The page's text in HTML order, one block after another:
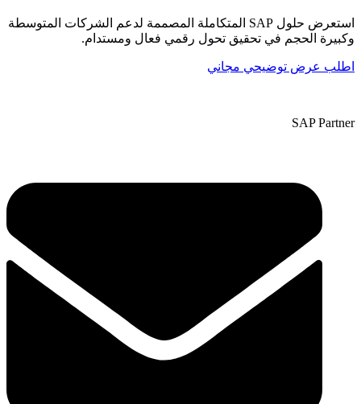
استعرض حلول SAP المتكاملة المصممة لدعم الشركات المتوسطة
وكبيرة الحجم في تحقيق تحول رقمي فعال ومستدام.
اطلب عرض توضيحي مجاني
SAP Partner